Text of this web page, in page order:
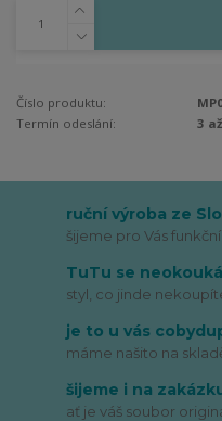
Číslo produktu:
Termín odeslání:
3
ruční výroba ze
šijeme pro Vás
TuTu se neokouká
styl, co jinde
je to u vás
máme našito na
šijeme i na
ať je váš soubor